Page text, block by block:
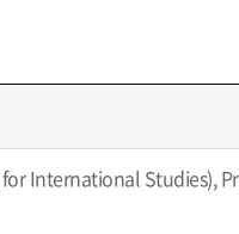
International Studies),